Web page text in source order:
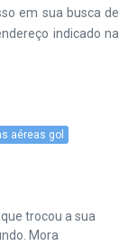
em sua busca de
indicado na
aéreas gol
trocou a sua
Mora